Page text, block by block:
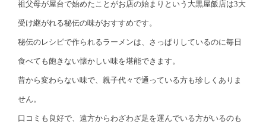
祖父母が屋台で始めたことがお店の始まりという大黒屋飯店は3大
受け継がれる秘伝の味がおすすめです。
秘伝のレシピで作られるラーメンは、さっぱりしているのに毎日
食べても飽きない懐かしい味を堪能できます。
昔から変わらない味で、親子代々で通っている方も珍しくありま
せん。
口コミも良好で、遠方からわざわざ足を運んでいる方がいるのも